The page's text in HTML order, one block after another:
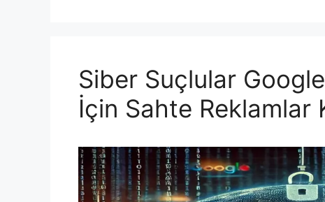
Siber Suçlular
İçin Sahte Reklamlar